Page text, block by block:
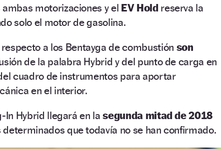
motorizaciones y el EV Holdreserva la
solo el motor de gasolina.
a los Bentayga de combustión son
de la palabra Hybrid y del punto de carga en
cuadro de instrumentos para aportar
en el interior.
In Hybrid llegará en lasegunda mitad de 2018
que todavía no se han confirmado.